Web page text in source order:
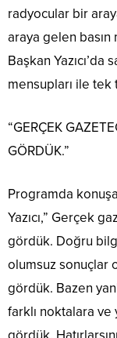
radyocular bir
araya gelen basın
Başkan Yazıcı’da
mensupları ile
“GERÇEK
GÖRDÜK.”
Programda
Yazıcı,” Gerçek
gördük. Doğru
olumsuz sonuçlar
gördük. Bazen
farklı noktalara ve